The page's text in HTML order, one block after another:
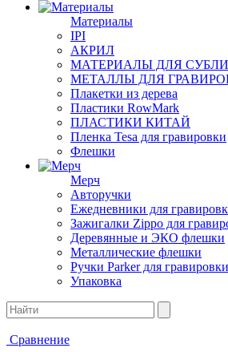
Материалы
IPI
АКРИЛ
МАТЕРИАЛЫ ДЛЯ
МЕТАЛЛЫ ДЛЯ
Плакетки из дерева
Пластики RowMark
ПЛАСТИКИ КИТАЙ
Пленка Tesa для гравировки
Флешки
Мерч
Авторучки
Ежедневники для
Зажигалки Zippo для
Деревянные и ЭКО флешки
Металлические флешки
Ручки Parker для гравировки
Упаковка
Сравнение